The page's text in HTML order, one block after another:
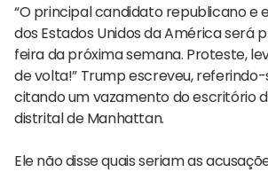
“O principal candidato republicano e
dos Estados Unidos da América será
feira da próxima semana. Proteste,
de volta!” Trump escreveu,
citando um vazamento do escritório
distrital de Manhattan.
Ele não disse quais seriam as